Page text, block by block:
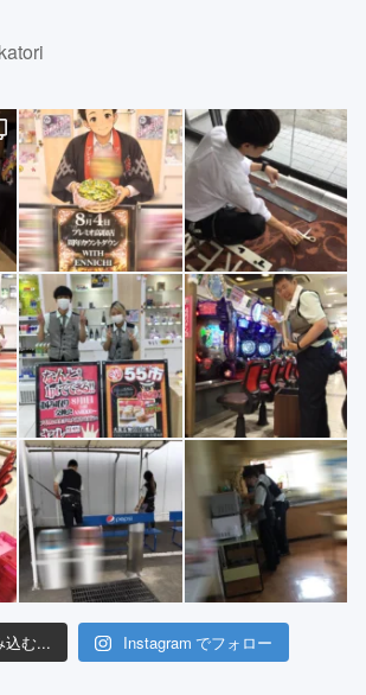
込む... Instagram でフォロー